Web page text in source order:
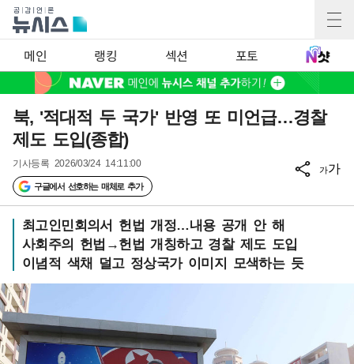
메인 랭킹 섹션 포토
북, '적대적 두 국가' 반영 또 미언급…경찰
제도 도입(종합)
기사등록 2026/03/24 14:11:00
구글에서 선호하는 매체로 추가
가가
최고인민회의서 헌법 개정…내용 공개 안 해
사회주의 헌법→헌법 개칭하고 경찰 제도 도입
이념적 색채 덜고 정상국가 이미지 모색하는 듯